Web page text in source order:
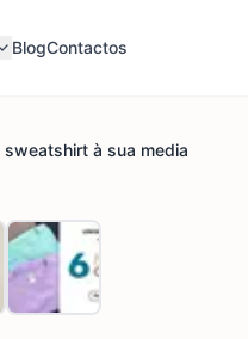
BlogContactos
sweatshirt à sua media